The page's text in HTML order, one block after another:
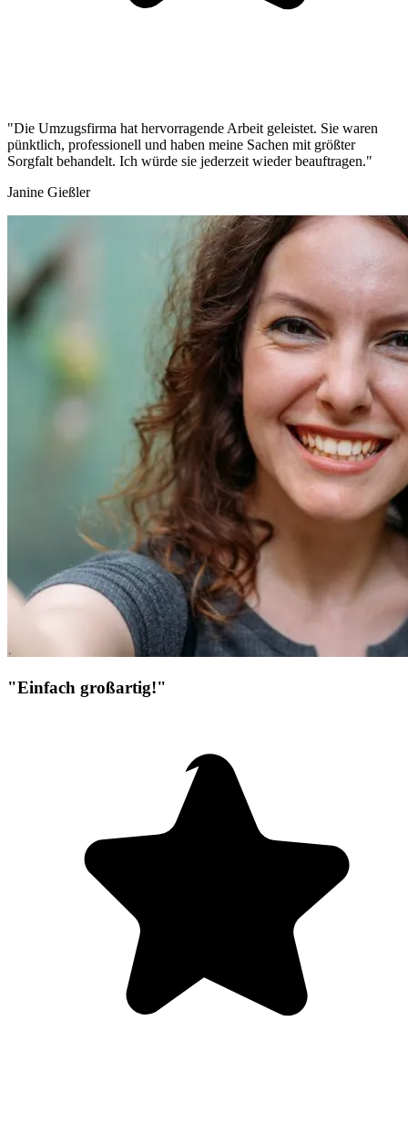
"Die Umzugsfirma hat hervorragende Arbeit geleistet. Sie waren
pünktlich, professionell und haben meine Sachen mit größter
Sorgfalt behandelt. Ich würde sie jederzeit wieder beauftragen."
Janine Gießler
"Einfach großartig!"